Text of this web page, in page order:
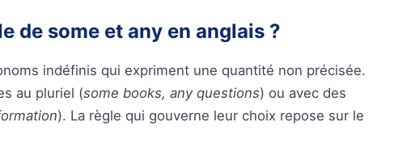
de some et any en anglais ?
indéfinis qui expriment une quantité non précisée.
au pluriel (some books, any questions) ou avec des
). La règle qui gouverne leur choix repose sur le